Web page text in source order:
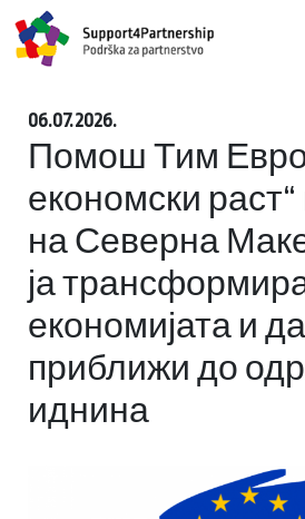
06.07.2026.
Помош Тим
економски раст“
на Северна
ја
економијата и да
приближи до
иднина